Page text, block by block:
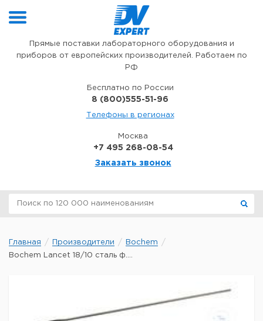
Прямые поставки лабораторного оборудования и
приборов от европейских производителей. Работаем по
РФ
Бесплатно по России
8 (800)555-51-96
Телефоны в регионах
Москва
+7 495 268-08-54
Заказать звонок
Главная Производители
Bochem
Bochem Lancet 18/10 сталь ф....